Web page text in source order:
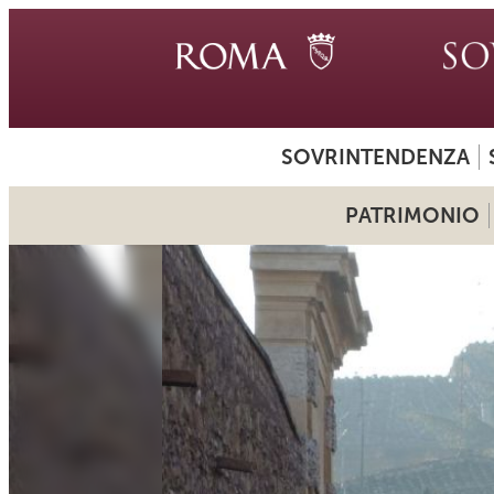
SOVRINTENDENZA
PATRIMONIO